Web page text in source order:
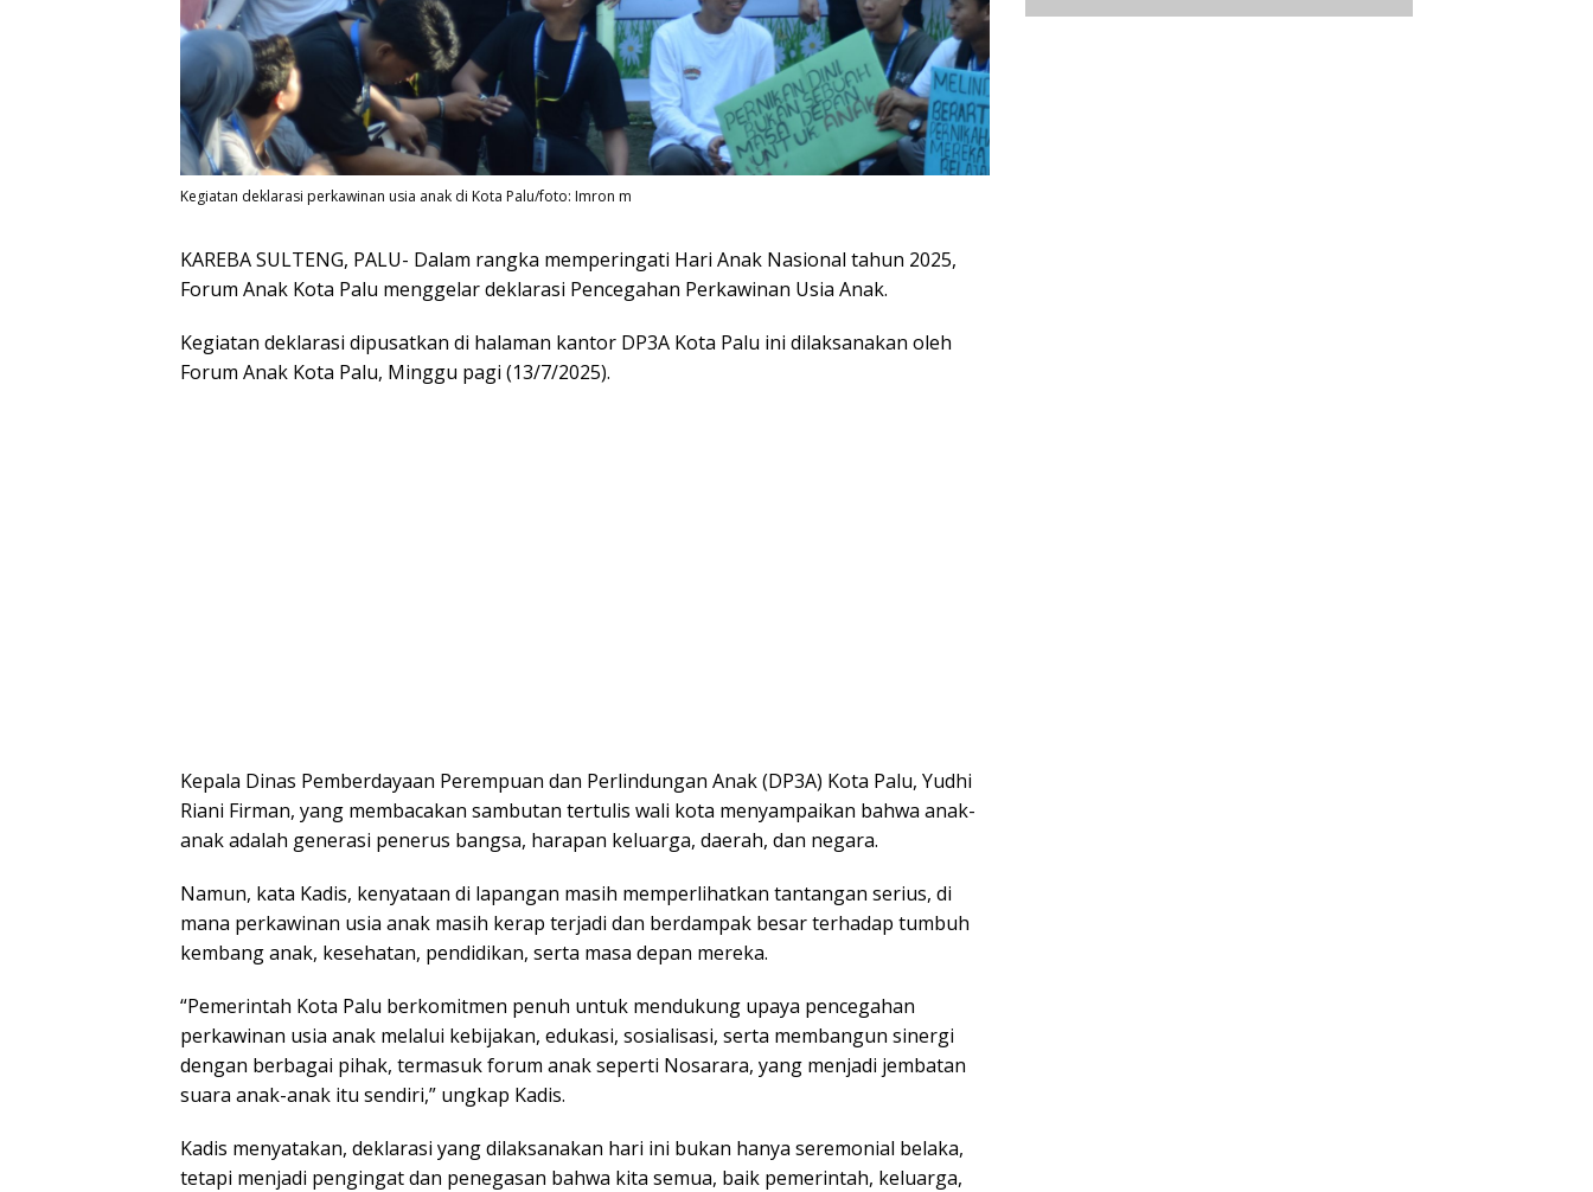
Kegiatan deklarasi perkawinan usia anak di Kota Palu/foto: Imron m
KAREBA SULTENG, PALU- Dalam rangka memperingati Hari Anak Nasional tahun 2025,
Forum Anak Kota Palu menggelar deklarasi Pencegahan Perkawinan Usia Anak.
Kegiatan deklarasi dipusatkan di halaman kantor DP3A Kota Palu ini dilaksanakan oleh
Forum Anak Kota Palu, Minggu pagi (13/7/2025).
Kepala Dinas Pemberdayaan Perempuan dan Perlindungan Anak (DP3A) Kota Palu, Yudhi
Riani Firman, yang membacakan sambutan tertulis wali kota menyampaikan bahwa anak-
anak adalah generasi penerus bangsa, harapan keluarga, daerah, dan negara.
Namun, kata Kadis, kenyataan di lapangan masih memperlihatkan tantangan serius, di
mana perkawinan usia anak masih kerap terjadi dan berdampak besar terhadap tumbuh
kembang anak, kesehatan, pendidikan, serta masa depan mereka.
“Pemerintah Kota Palu berkomitmen penuh untuk mendukung upaya pencegahan
perkawinan usia anak melalui kebijakan, edukasi, sosialisasi, serta membangun sinergi
dengan berbagai pihak, termasuk forum anak seperti Nosarara, yang menjadi jembatan
suara anak-anak itu sendiri,” ungkap Kadis.
Kadis menyatakan, deklarasi yang dilaksanakan hari ini bukan hanya seremonial belaka,
tetapi menjadi pengingat dan penegasan bahwa kita semua, baik pemerintah, keluarga,